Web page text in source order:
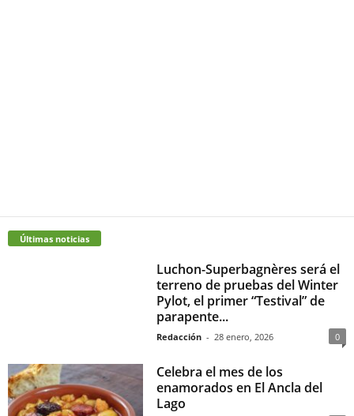
Últimas noticias
Luchon-Superbagnères será el
terreno de pruebas del Winter
Pylot, el primer “Testival” de
parapente...
Redacción - 28 enero, 2026 0
Celebra el mes de los
enamorados en El Ancla del
Lago